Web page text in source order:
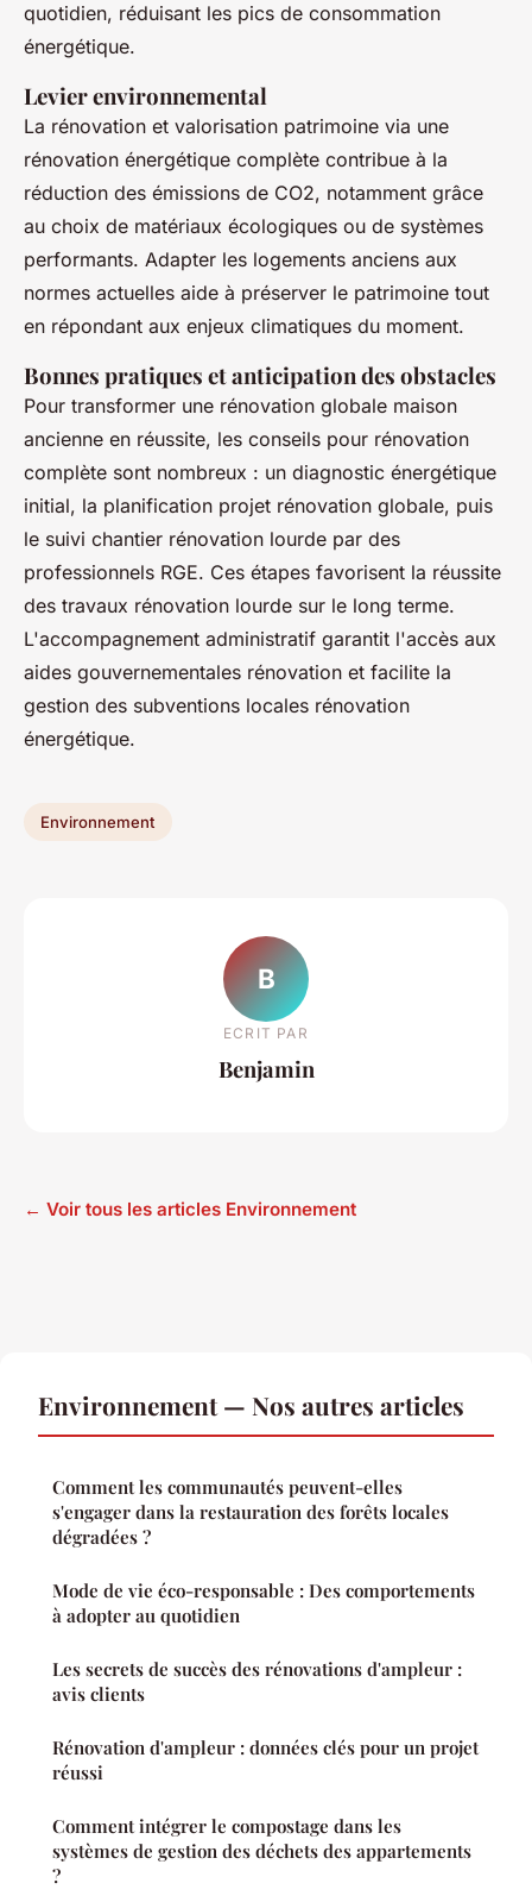
quotidien, réduisant les pics de consommation
énergétique.
Levier environnemental
La rénovation et valorisation patrimoine via une
rénovation énergétique complète contribue à la
réduction des émissions de CO2, notamment grâce
au choix de matériaux écologiques ou de systèmes
performants. Adapter les logements anciens aux
normes actuelles aide à préserver le patrimoine tout
en répondant aux enjeux climatiques du moment.
Bonnes pratiques et anticipation des obstacles
Pour transformer une rénovation globale maison
ancienne en réussite, les conseils pour rénovation
complète sont nombreux : un diagnostic énergétique
initial, la planification projet rénovation globale, puis
le suivi chantier rénovation lourde par des
professionnels RGE. Ces étapes favorisent la réussite
des travaux rénovation lourde sur le long terme.
L'accompagnement administratif garantit l'accès aux
aides gouvernementales rénovation et facilite la
gestion des subventions locales rénovation
énergétique.
Environnement
B
ECRIT PAR
Benjamin
← Voir tous les articles Environnement
Environnement — Nos autres articles
Comment les communautés peuvent-elles
s'engager dans la restauration des forêts locales
dégradées ?
Mode de vie éco-responsable : Des comportements
à adopter au quotidien
Les secrets de succès des rénovations d'ampleur :
avis clients
Rénovation d'ampleur : données clés pour un projet
réussi
Comment intégrer le compostage dans les
systèmes de gestion des déchets des appartements
?